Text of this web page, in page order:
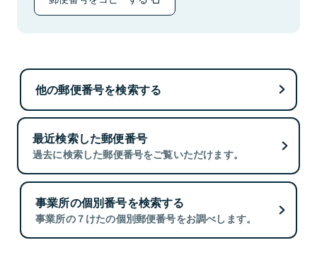
他の郵便番号を検索する
最近検索した郵便番号
過去に検索した郵便番号をご覧いただけます。
事業所の個別番号を検索する
事業所の７けたの個別郵便番号をお調べします。